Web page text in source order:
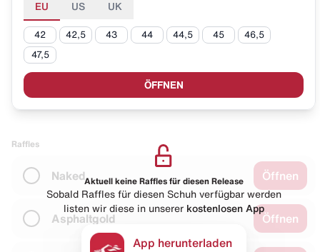
EU US UK
42 42,5 43 44 44,5 45 46,5
47,5
ÖFFNEN
Raffles
Naked Öffnen
Asphaltgold Öffnen
Aktuell keine Raffles für diesen Release
Sobald Raffles für diesen Schuh verfügbar werden
listen wir diese in unserer kostenlosen App
App herunterladen